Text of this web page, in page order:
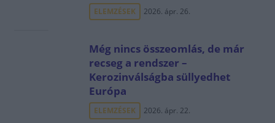
ELEMZÉSEK 2026. ápr. 26.
Még nincs összeomlás, de már
recseg a rendszer –
Kerozinválságba süllyedhet
Európa
ELEMZÉSEK 2026. ápr. 22.